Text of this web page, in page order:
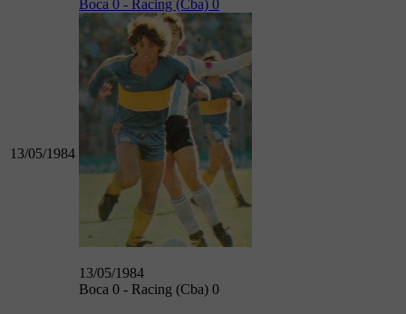
13/05/1984
Boca 0 - Racing (Cba) 0
13/05/1984
Boca 0 - Racing (Cba) 0